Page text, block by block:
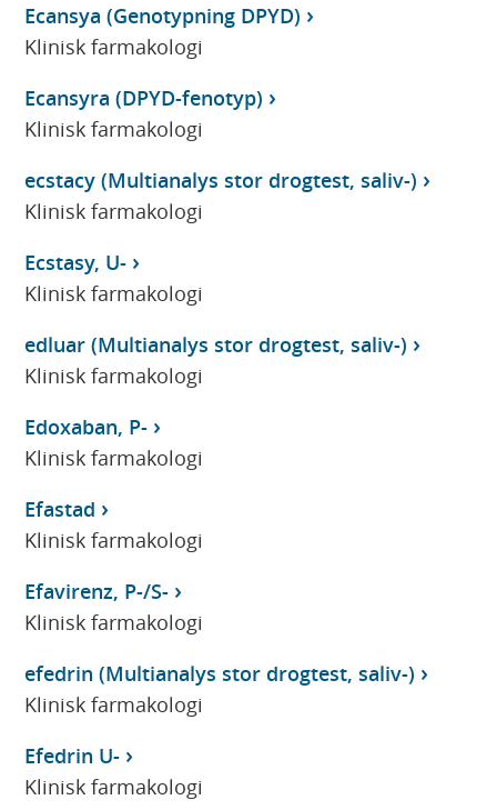
Ecansya (Genotypning DPYD)
Klinisk farmakologi
Ecansyra (DPYD-fenotyp)
Klinisk farmakologi
ecstacy (Multianalys stor drogtest, saliv-)
Klinisk farmakologi
Ecstasy, U-
Klinisk farmakologi
edluar (Multianalys stor drogtest, saliv-)
Klinisk farmakologi
Edoxaban, P-
Klinisk farmakologi
Efastad
Klinisk farmakologi
Efavirenz, P-/S-
Klinisk farmakologi
efedrin (Multianalys stor drogtest, saliv-)
Klinisk farmakologi
Efedrin U-
Klinisk farmakologi